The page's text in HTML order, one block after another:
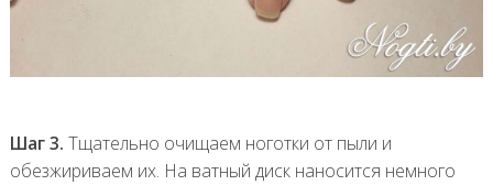
Шаг 3. Тщательно очищаем ноготки от пыли и
обезжириваем их. На ватный диск наносится немного